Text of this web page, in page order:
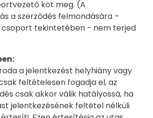
köt meg. (A
a szerződés felmondására –
csoport tekintetében - nem terjed
a jelentkezést helyhiány vagy
feltételesen fogadja el, az
csak akkor válik hatályossá, ha
jelentkezésének feltétel nélküli